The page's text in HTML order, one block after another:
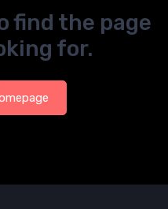
find the page
for.